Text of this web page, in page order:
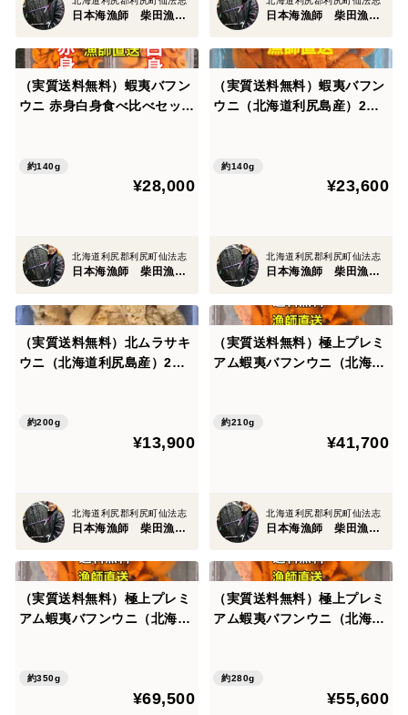
日本海漁師 柴田漁業部 日本海漁師 柴田漁業部
（実質送料無料）蝦夷バフン
ウニ 赤身白身食べ比べセット
約140g
¥28,000
北海道利尻郡利尻町仙法志
日本海漁師 柴田漁業部
（実質送料無料）蝦夷バフン
ウニ（北海道利尻島産）2パ
約140g
¥23,600
北海道利尻郡利尻町仙法志
日本海漁師 柴田漁業部
（実質送料無料）北ムラサキ
ウニ（北海道利尻島産）2パ
約200g
¥13,900
北海道利尻郡利尻町仙法志
日本海漁師 柴田漁業部
（実質送料無料）極上プレミ
アム蝦夷バフンウニ（北海道
約210g
¥41,700
北海道利尻郡利尻町仙法志
日本海漁師 柴田漁業部
（実質送料無料）極上プレミ
アム蝦夷バフンウニ（北海道
約350g
¥69,500
（実質送料無料）極上プレミ
アム蝦夷バフンウニ（北海道
約280g
¥55,600